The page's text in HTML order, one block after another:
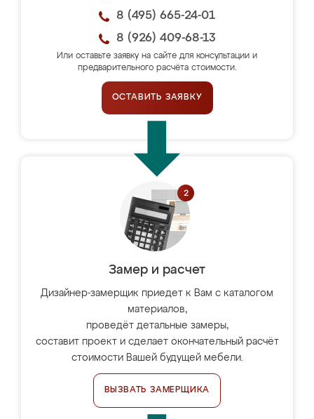
8 (495) 665-24-01
8 (926) 409-68-13
Или оставьте заявку на сайте для консультации и
предварительного расчёта стоимости.
ОСТАВИТЬ ЗАЯВКУ
Замер и расчет
Дизайнер-замерщик приедет к Вам с каталогом
материалов,
проведёт детальные замеры,
составит проект и сделает окончательный расчёт
стоимости Вашей будущей мебели.
ВЫЗВАТЬ ЗАМЕРЩИКА